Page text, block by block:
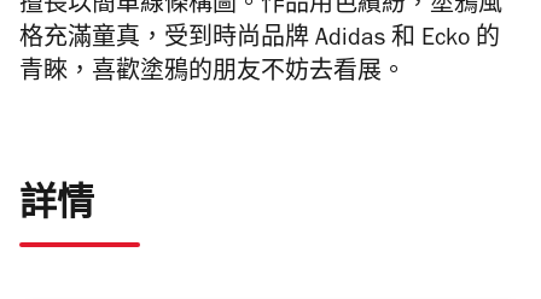
擅長以簡單線條構圖。作品用色繽紛，塗鴉風
格充滿童真，受到時尚品牌 Adidas 和 Ecko 的
青睞，喜歡塗鴉的朋友不妨去看展。
詳情